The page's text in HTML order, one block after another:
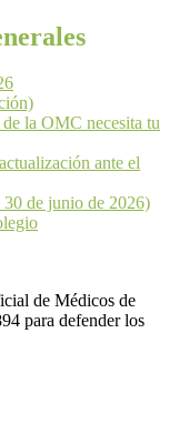
la OMC necesita tu
ante el
de junio de 2026)
de Médicos de
para defender los